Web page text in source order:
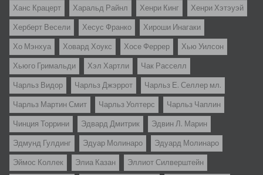
Ханс Крацерт Харальд Райнл Хенри Кинг Хенри Хэтэуэй
Херберт Весели Хесус Франко Хироши Инагаки
Хо Мэнхуа Ховард Хоукс Хосе Феррер Хью Уилсон
Хьюго Гримальди Хэл Хартли Чак Расселл
Чарльз Видор Чарльз Джэррот Чарльз Е. Селлер мл.
Чарльз Мартин Смит Чарльз Уолтерс Чарльз Чаплин
Чинция Торрини Эдвард Дмитрик Эдвин Л. Марин
Эдмунд Гулдинг Эдуар Молинаро Эдуард Молинаро
Эймос Коллек Элиа Казан Эллиот Силверштейн